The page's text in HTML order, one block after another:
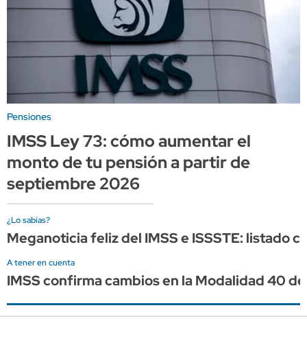
Pensiones
IMSS Ley 73: cómo aumentar el
monto de tu pensión a partir de
septiembre 2026
¿Lo sabías?
Meganoticia feliz del IMSS e ISSSTE: listado
A tener en cuenta
IMSS confirma cambios en la Modalidad 40